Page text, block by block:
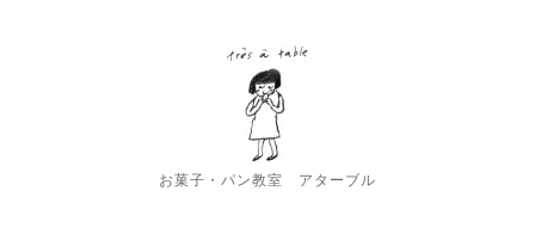
お菓子・パン教室 アターブル